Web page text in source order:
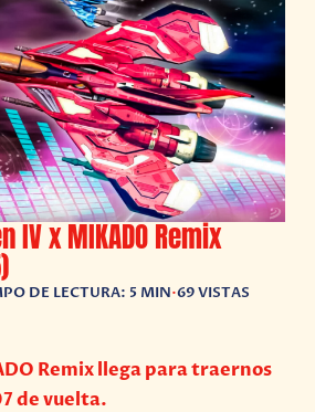
IV x MIKADO Remix
DE LECTURA: 5 MIN•69 VISTAS
Remix llega para traernos
de vuelta.